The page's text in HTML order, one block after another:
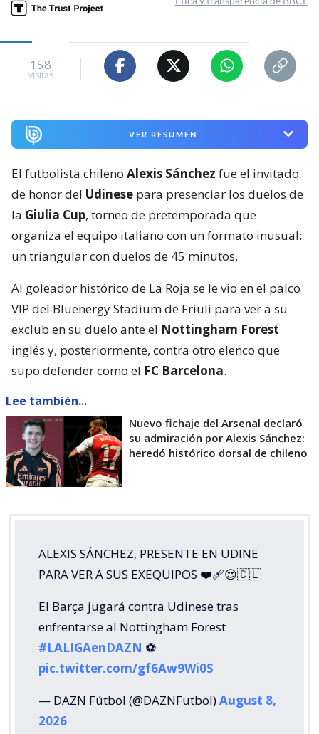
158
visitas
VER RESUMEN
El futbolista chileno Alexis Sánchez fue el invitado
de honor del Udinese para presenciar los duelos de
la Giulia Cup, torneo de pretemporada que
organiza el equipo italiano con un formato inusual:
un triangular con duelos de 45 minutos.
Al goleador histórico de La Roja se le vio en el palco
VIP del Bluenergy Stadium de Friuli para ver a su
exclub en su duelo ante el Nottingham Forest
inglés y, posteriormente, contra otro elenco que
supo defender como el FC Barcelona.
Lee también...
Nuevo fichaje del Arsenal declaró
su admiración por Alexis Sánchez:
heredó histórico dorsal de chileno
ALEXIS SÁNCHEZ, PRESENTE EN UDINE
PARA VER A SUS EXEQUIPOS ❤️‍🩹😍🇨🇱
El Barça jugará contra Udinese tras
enfrentarse al Nottingham Forest
#LALIGAenDAZN ⚽️
pic.twitter.com/gf6Aw9Wi0S
— DAZN Fútbol (@DAZNFutbol)August 8,
2026